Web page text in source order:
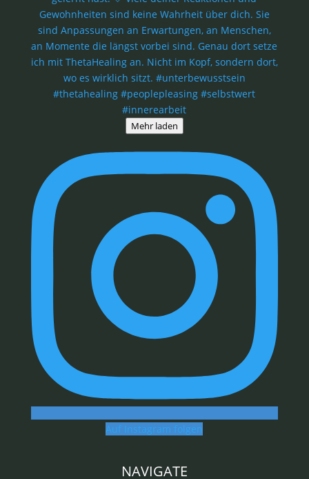
Mehr laden
Auf Instagram folgen
NAVIGATE